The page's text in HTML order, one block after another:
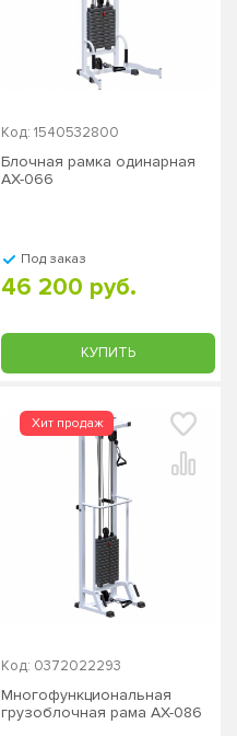
Код: 1540532800
Блочная рамка одинарная
AX-066
Под заказ
46 200 руб.
КУПИТЬ
Код: 0372022293
Многофункциональная
грузоблочная рама AX-086